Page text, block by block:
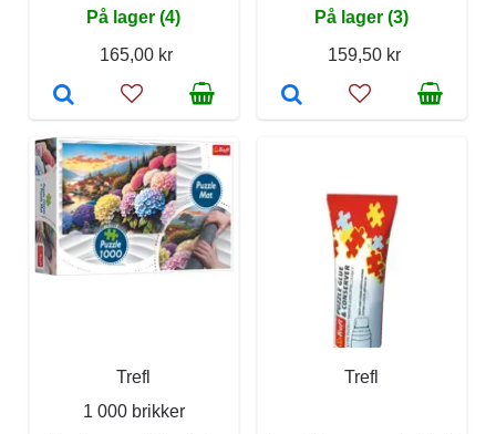
På lager (4)
165,00 kr
På lager (3)
159,50 kr
Trefl
1 000 brikker
Trefl